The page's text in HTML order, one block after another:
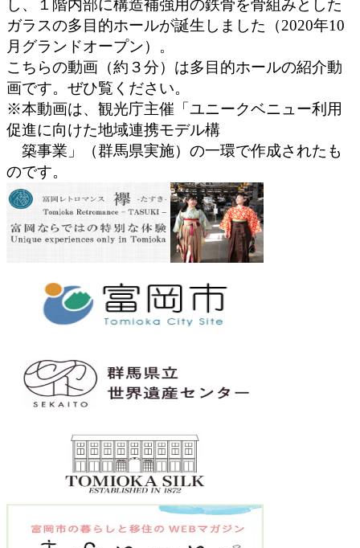
し、１階内部に構造補強用の鉄骨を骨組みとした
ガラスの多目的ホールが誕生しました（2020年10
月グランドオープン）。
こちらの動画（約３分）は多目的ホールの紹介動
画です。ぜひ覧ください。
※本動画は、観光庁主催「ユニークベニュー利用
促進に向けた地域連携モデル構
築事業」（群馬県実施）の一環で作成されたも
のです。